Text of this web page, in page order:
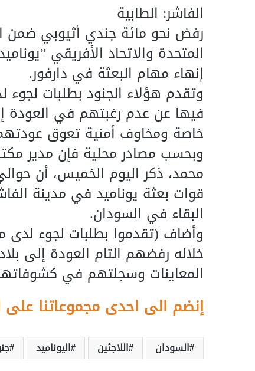
الفاشر: الطابية
رفض نحو مائة جندي أثيوبي ضمن
المتحدة والاتحاد الأفريقي
إنهاء مهام البعثة في دارفور.
وتقدم هؤلاء الجنود بطلبات
فيها عن عدم رغبتهم في
خاصة ومخاوف أمنية تعوق
وبحسب مصادر محلية فإن مدير
قوات بعثة يوناميد في مدينة
البقاء في السودان.
وأضاف (تقدموا بطلبات لجوء لدى
خلاله رفضهم التام العودة إلى
المعاينات وسجلتهم في كشوفاتها
إنضم الى احدى مجموعاتنا على
السودان اللاجئين اليوناميد